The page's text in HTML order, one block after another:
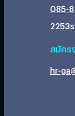
085-
2253
สมัคร
hr-